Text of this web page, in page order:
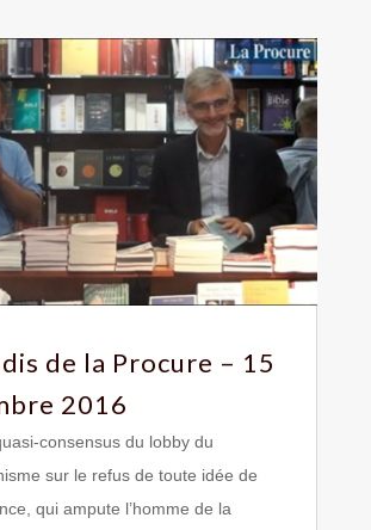
de la Procure – 15
2016
consensus du lobby du
sur le refus de toute idée de
qui ampute l’homme de la